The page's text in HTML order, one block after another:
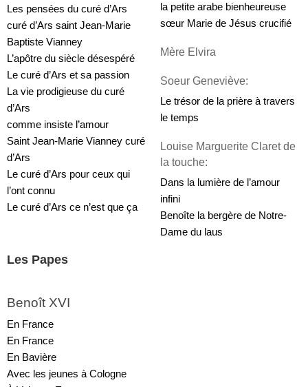
Les pensées du curé d’Ars
curé d’Ars saint Jean-Marie
Baptiste Vianney
L’apôtre du siècle désespéré
Le curé d’Ars et sa passion
La vie prodigieuse du curé
d’Ars
comme insiste l’amour
Saint Jean-Marie Vianney curé
d’Ars
Le curé d’Ars pour ceux qui
l’ont connu
Le curé d’Ars ce n’est que ça
la petite arabe bienheureuse
sœur Marie de Jésus crucifié
Mère Elvira
Soeur Geneviève:
Le trésor de la prière à travers
le temps
Louise Marguerite Claret de
la touche:
Dans la lumière de l’amour
infini
Benoîte la bergère de Notre-
Dame du laus
Les Papes
Benoît XVI
En France
En France
En Bavière
Avec les jeunes à Cologne